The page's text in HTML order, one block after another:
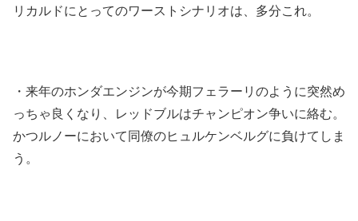
リカルドにとってのワーストシナリオは、多分これ。
・来年のホンダエンジンが今期フェラーリのように突然め
っちゃ良くなり、レッドブルはチャンピオン争いに絡む。
かつルノーにおいて同僚のヒュルケンベルグに負けてしま
う。